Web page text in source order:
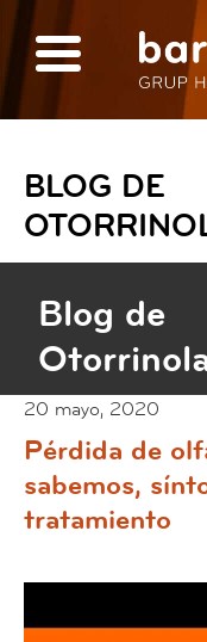
BLOG DE
Blog de
20 mayo, 2020
Pérdida de
sabemos,
tratamiento